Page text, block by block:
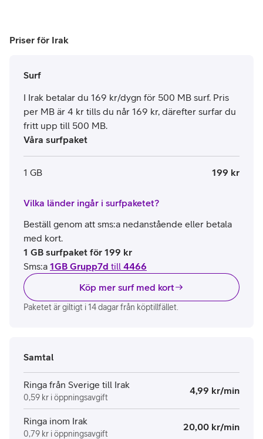
Priser för Irak
Surf
I Irak betalar du 169 kr/dygn för 500 MB surf. Pris
per MB är 4 kr tills du når 169 kr, därefter surfar du
fritt upp till 500 MB.
Våra surfpaket
1 GB 199 kr
Vilka länder ingår i surfpaketet?
Beställ genom att sms:a nedanstående eller betala
med kort.
1 GB surfpaket för 199 kr
Sms:a 1GB Grupp7d till 4466
Köp mer surf med kort
Paketet är giltigt i 14 dagar från köptillfället.
Samtal
Ringa från Sverige till Irak
0,59 kr i öppningsavgift
4,99 kr/min
Ringa inom Irak
0,79 kr i öppningsavgift
20,00 kr/min